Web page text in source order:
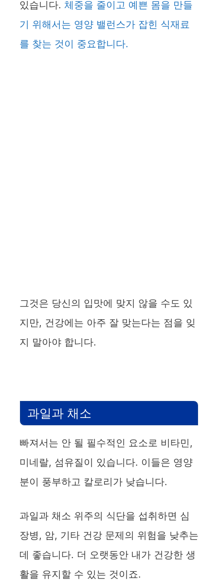
있습니다. 체중을 줄이고 예쁜 몸을 만들
기 위해서는 영양 밸런스가 잡힌 식재료
를 찾는 것이 중요합니다.
그것은 당신의 입맛에 맞지 않을 수도 있
지만, 건강에는 아주 잘 맞는다는 점을 잊
지 말아야 합니다.
과일과 채소
빠져서는 안 될 필수적인 요소로 비타민,
미네랄, 섬유질이 있습니다. 이들은 영양
분이 풍부하고 칼로리가 낮습니다.
과일과 채소 위주의 식단을 섭취하면 심
장병, 암, 기타 건강 문제의 위험을 낮추는
데 좋습니다. 더 오랫동안 내가 건강한 생
활을 유지할 수 있는 것이죠.